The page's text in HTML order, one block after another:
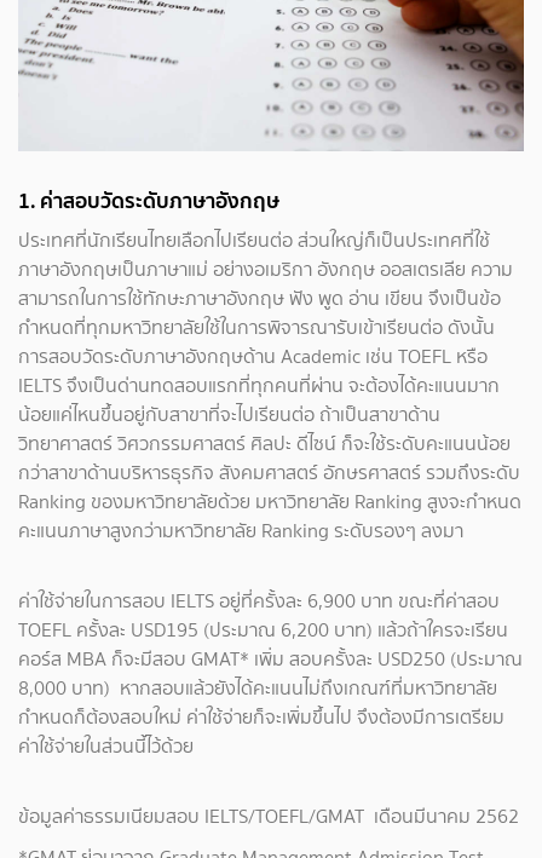
1. ค่าสอบวัดระดับภาษาอังกฤษ
ประเทศที่นักเรียนไทยเลือกไปเรียนต่อ ส่วนใหญ่ก็เป็นประเทศที่ใช้
ภาษาอังกฤษเป็นภาษาแม่ อย่างอเมริกา อังกฤษ ออสเตรเลีย ความ
สามารถในการใช้ทักษะภาษาอังกฤษ ฟัง พูด อ่าน เขียน จึงเป็นข้อ
กำหนดที่ทุกมหาวิทยาลัยใช้ในการพิจารณารับเข้าเรียนต่อ ดังนั้น
การสอบวัดระดับภาษาอังกฤษด้าน Academic เช่น TOEFL หรือ
IELTS จึงเป็นด่านทดสอบแรกที่ทุกคนที่ผ่าน จะต้องได้คะแนนมาก
น้อยแค่ไหนขึ้นอยู่กับสาขาที่จะไปเรียนต่อ ถ้าเป็นสาขาด้าน
วิทยาศาสตร์ วิศวกรรมศาสตร์ ศิลปะ ดีไซน์ ก็จะใช้ระดับคะแนนน้อย
กว่าสาขาด้านบริหารธุรกิจ สังคมศาสตร์ อักษรศาสตร์ รวมถึงระดับ
Ranking ของมหาวิทยาลัยด้วย มหาวิทยาลัย Ranking สูงจะกำหนด
คะแนนภาษาสูงกว่ามหาวิทยาลัย Ranking ระดับรองๆ ลงมา
ค่าใช้จ่ายในการสอบ IELTS อยู่ที่ครั้งละ 6,900 บาท ขณะที่ค่าสอบ
TOEFL ครั้งละ USD195 (ประมาณ 6,200 บาท) แล้วถ้าใครจะเรียน
คอร์ส MBA ก็จะมีสอบ GMAT* เพิ่ม สอบครั้งละ USD250 (ประมาณ
8,000 บาท) หากสอบแล้วยังได้คะแนนไม่ถึงเกณฑ์ที่มหาวิทยาลัย
กำหนดก็ต้องสอบใหม่ ค่าใช้จ่ายก็จะเพิ่มขึ้นไป จึงต้องมีการเตรียม
ค่าใช้จ่ายในส่วนนี้ไว้ด้วย
ข้อมูลค่าธรรมเนียมสอบ IELTS/TOEFL/GMAT เดือนมีนาคม 2562